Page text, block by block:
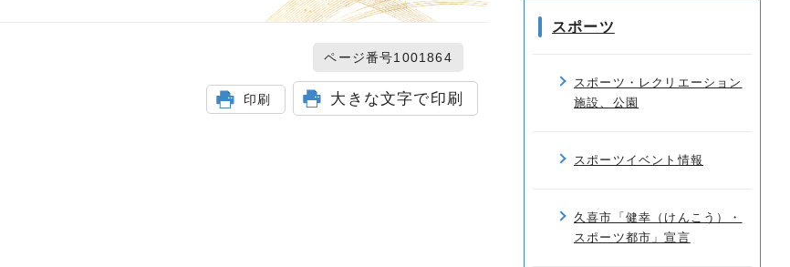
ページ番号1001864
印刷 大きな文字で印刷
スポーツ
スポーツ・レクリエーション
施設、公園
スポーツイベント情報
久喜市「健幸（けんこう）・
スポーツ都市」宣言